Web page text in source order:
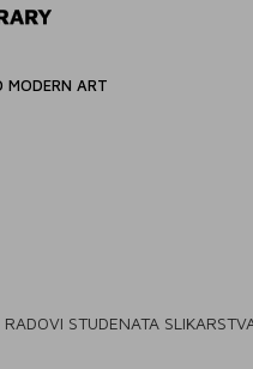
MODERN ART
RADOVI STUDENATA